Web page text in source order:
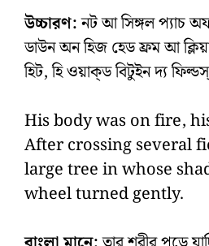
উচ্চারণ:নট আ সিঙ্গল প্যাচ
ডাউন অন হিজ হেড ফ্রম আ
হিট, হি ওয়াক্‌ড বিটুইন দ্য
His body was on fire,
After crossing several
large tree in whose
wheel turned gently.